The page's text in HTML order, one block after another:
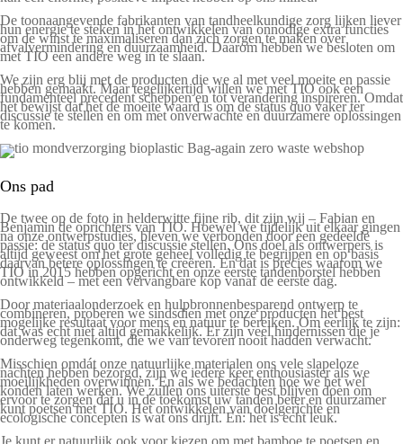
De toonaangevende fabrikanten van tandheelkundige zorg lijken liever
hun energie te steken in het ontwikkelen van onnodige extra functies
om de winst te maximaliseren dan zich zorgen te maken over
afvalvermindering en duurzaamheid. Daarom hebben we besloten om
met TIO een andere weg in te slaan.
We zijn erg blij met de producten die we al met veel moeite en passie
hebben gemaakt. Maar tegelijkertijd willen we met TIO ook een
fundamenteel precedent scheppen en tot verandering inspireren. Omdat
het bewijst dat het de moeite waard is om de status quo vaker ter
discussie te stellen en om met onverwachte en duurzamere oplossingen
te komen.
Ons pad
De twee op de foto in helderwitte fijne rib, dit zijn wij – Fabian en
Benjamin de oprichters van TIO. Hoewel we tijdelijk uit elkaar gingen
na onze ontwerpstudies, bleven we verbonden door een gedeelde
passie: de status quo ter discussie stellen. Ons doel als ontwerpers is
altijd geweest om het grote geheel volledig te begrijpen en op basis
daarvan betere oplossingen te creëren. En dat is precies waarom we
TIO in 2015 hebben opgericht en onze eerste tandenborstel hebben
ontwikkeld – met een vervangbare kop vanaf de eerste dag.
Door materiaalonderzoek en hulpbronnenbesparend ontwerp te
combineren, proberen we sindsdien met onze producten het best
mogelijke resultaat voor mens en natuur te bereiken. Om eerlijk te zijn:
dat was echt niet altijd gemakkelijk. Er zijn veel hindernissen die je
onderweg tegenkomt, die we van tevoren nooit hadden verwacht.
Misschien omdát onze natuurlijke materialen ons vele slapeloze
nachten hebben bezorgd, zijn we iedere keer enthousiaster als we
moeilijkheden overwinnen. En als we bedachten hoe we het wel
konden laten werken. We zullen ons uiterste best blijven doen om
ervoor te zorgen dat u in de toekomst uw tanden beter en duurzamer
kunt poetsen met TIO. Het ontwikkelen van doelgerichte en
ecologische concepten is wat ons drijft. En: het is echt leuk.
Je kunt er natuurlijk ook voor kiezen om met bamboe te poetsen en